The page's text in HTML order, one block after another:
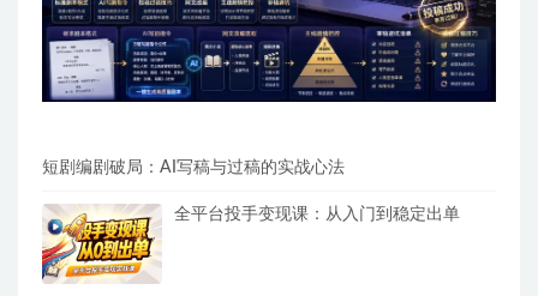
短剧编剧破局：AI写稿与过稿的实战心法
全平台投手变现课：从入门到稳定出单